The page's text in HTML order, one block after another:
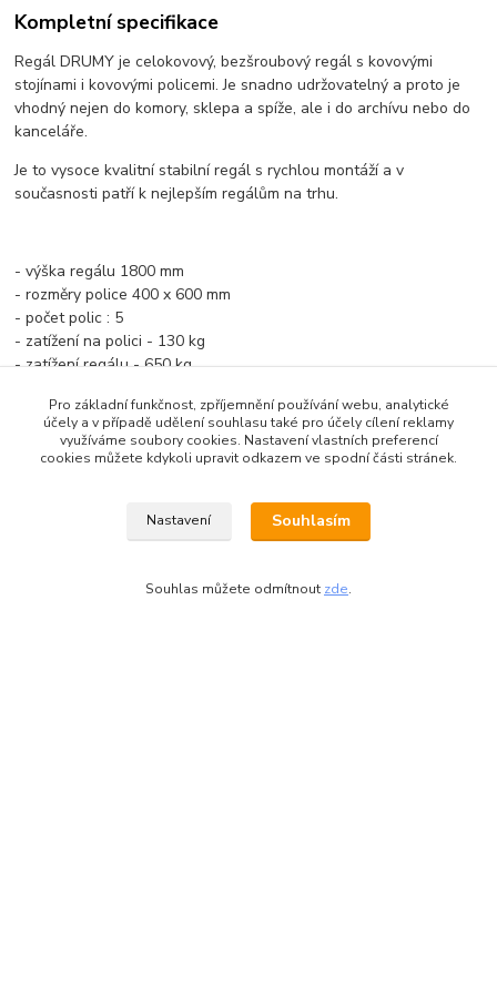
Kompletní specifikace
Regál DRUMY je celokovový, bezšroubový regál s kovovými
stojínami i kovovými policemi. Je snadno udržovatelný a proto je
vhodný nejen do komory, sklepa a spíže, ale i do archívu nebo do
kanceláře.
Je to vysoce kvalitní stabilní regál s rychlou montáží a v
současnosti patří k nejlepším regálům na trhu.
- výška regálu 1800 mm
- rozměry police 400 x 600 mm
- počet polic : 5
- zatížení na polici - 130 kg
- zatížení regálu - 650 kg
- barva: bílá RAL9003
- pro zvýšení životnosti regálu, jej doporučujeme ukotvit ke
REGÁLY VYŠŠÍ JAK 180 CM UKOTVIT
Zboží zařazeno v kategoriích
Pro základní funkčnost, zpříjemnění používání webu, analytické
účely a v případě udělení souhlasu také pro účely cílení reklamy
využíváme soubory cookies. Nastavení vlastních preferencí
cookies můžete kdykoli upravit odkazem ve spodní části stránek.
Nastavení Souhlasím
Souhlas můžete odmítnout zde.